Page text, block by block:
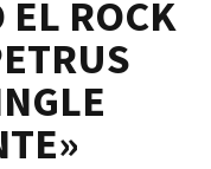
EL ROCK